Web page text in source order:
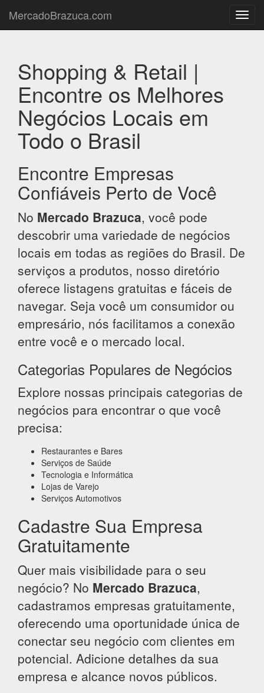
MercadoBrazuca.com
Shopping & Retail |
Encontre os Melhores
Negócios Locais em
Todo o Brasil
Encontre Empresas
Confiáveis Perto de Você
No Mercado Brazuca, você pode
descobrir uma variedade de negócios
locais em todas as regiões do Brasil. De
serviços a produtos, nosso diretório
oferece listagens gratuitas e fáceis de
navegar. Seja você um consumidor ou
empresário, nós facilitamos a conexão
entre você e o mercado local.
Categorias Populares de Negócios
Explore nossas principais categorias de
negócios para encontrar o que você
precisa:
Restaurantes e Bares
Serviços de Saúde
Tecnologia e Informática
Lojas de Varejo
Serviços Automotivos
Cadastre Sua Empresa
Gratuitamente
Quer mais visibilidade para o seu
negócio? No Mercado Brazuca,
cadastramos empresas gratuitamente,
oferecendo uma oportunidade única de
conectar seu negócio com clientes em
potencial. Adicione detalhes da sua
empresa e alcance novos públicos.